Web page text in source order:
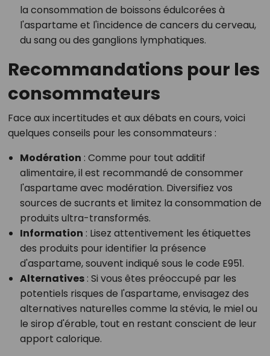
la consommation de boissons édulcorées à
l'aspartame et l'incidence de cancers du cerveau,
du sang ou des ganglions lymphatiques.
Recommandations pour les
consommateurs
Face aux incertitudes et aux débats en cours, voici
quelques conseils pour les consommateurs :
Modération : Comme pour tout additif
alimentaire, il est recommandé de consommer
l'aspartame avec modération. Diversifiez vos
sources de sucrants et limitez la consommation de
produits ultra-transformés.
Information : Lisez attentivement les étiquettes
des produits pour identifier la présence
d'aspartame, souvent indiqué sous le code E951.
Alternatives: Si vous êtes préoccupé par les
potentiels risques de l'aspartame, envisagez des
alternatives naturelles comme la stévia, le miel ou
le sirop d'érable, tout en restant conscient de leur
apport calorique.